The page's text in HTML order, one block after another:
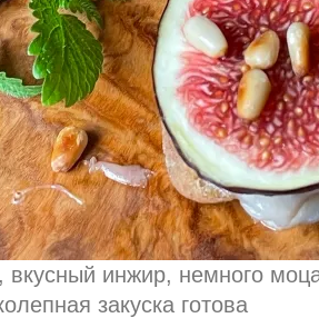
вкусный инжир, немного
закуска готова